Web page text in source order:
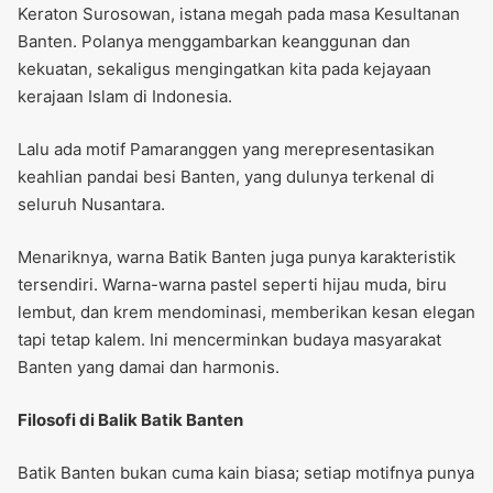
Keraton Surosowan, istana megah pada masa Kesultanan
Banten. Polanya menggambarkan keanggunan dan
kekuatan, sekaligus mengingatkan kita pada kejayaan
kerajaan Islam di Indonesia.
Lalu ada motif Pamaranggen yang merepresentasikan
keahlian pandai besi Banten, yang dulunya terkenal di
seluruh Nusantara.
Menariknya, warna Batik Banten juga punya karakteristik
tersendiri. Warna-warna pastel seperti hijau muda, biru
lembut, dan krem mendominasi, memberikan kesan elegan
tapi tetap kalem. Ini mencerminkan budaya masyarakat
Banten yang damai dan harmonis.
Filosofi di Balik Batik Banten
Batik Banten bukan cuma kain biasa; setiap motifnya punya